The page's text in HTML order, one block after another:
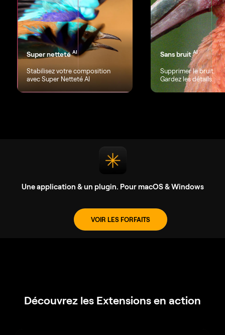
Super nettetéAI
Stabilisez votre composition
avec Super Netteté AI
Sans bruitAI
Supprimer le bruit.
Gardez les détails.
Une application & un plugin. Pour macOS & Windows
VOIR LES FORFAITS
Découvrez les Extensions en action